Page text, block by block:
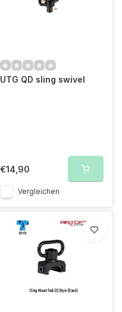
UTG QD sling swivel
€14,90
Vergleichen